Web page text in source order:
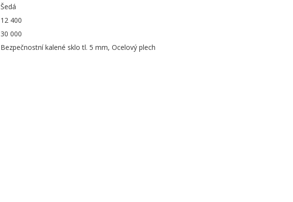
Šedá
12 400
30 000
Bezpečnostní kalené sklo tl. 5 mm, Ocelový plech